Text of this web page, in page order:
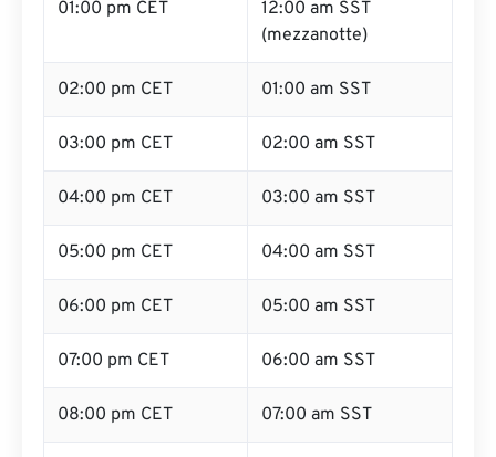
01:00 pm CET
12:00 am SST
(mezzanotte)
02:00 pm CET 01:00 am SST
03:00 pm CET 02:00 am SST
04:00 pm CET 03:00 am SST
05:00 pm CET 04:00 am SST
06:00 pm CET 05:00 am SST
07:00 pm CET 06:00 am SST
08:00 pm CET 07:00 am SST